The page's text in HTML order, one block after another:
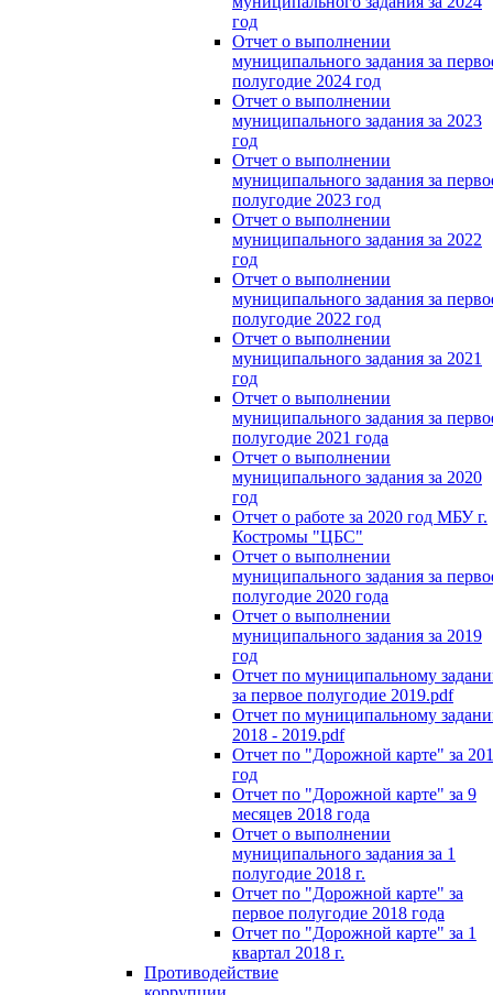
год
Отчет о выполнении
муниципального задания за
полугодие 2024 год
Отчет о выполнении
муниципального задания за 2023
год
Отчет о выполнении
муниципального задания за
полугодие 2023 год
Отчет о выполнении
муниципального задания за 2022
год
Отчет о выполнении
муниципального задания за
полугодие 2022 год
Отчет о выполнении
муниципального задания за 2021
год
Отчет о выполнении
муниципального задания за
полугодие 2021 года
Отчет о выполнении
муниципального задания за 2020
год
Отчет о работе за 2020 год МБУ г.
Костромы "ЦБС"
Отчет о выполнении
муниципального задания за
полугодие 2020 года
Отчет о выполнении
муниципального задания за 2019
год
Отчет по муниципальному
за первое полугодие 2019.pdf
Отчет по муниципальному
2018 - 2019.pdf
Отчет по "Дорожной карте" за
год
Отчет по "Дорожной карте" за 9
месяцев 2018 года
Отчет о выполнении
муниципального задания за 1
полугодие 2018 г.
Отчет по "Дорожной карте" за
первое полугодие 2018 года
Отчет по "Дорожной карте" за 1
квартал 2018 г.
Противодействие